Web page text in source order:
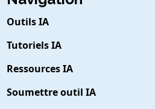
Outils IA
Tutoriels IA
Ressources IA
Soumettre outil IA